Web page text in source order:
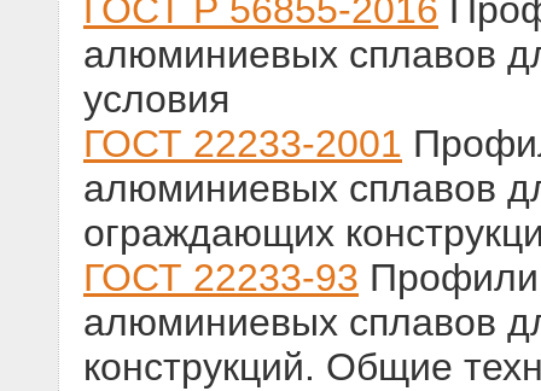
ГОСТ Р 56855-2016
алюминиевых сплавов
условия
ГОСТ 22233-2001
алюминиевых сплавов
ограждающих
ГОСТ 22233-93 Профили
алюминиевых сплавов
конструкций. Общие